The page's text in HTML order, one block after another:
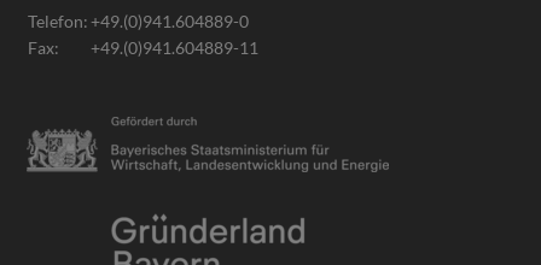
Telefon:
Fax:
+49.(0)941.604889-0
+49.(0)941.604889-11